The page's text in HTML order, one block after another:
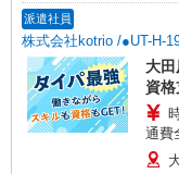
派遣社員
株式会社kotrio /●UT-H-
大
資
通費